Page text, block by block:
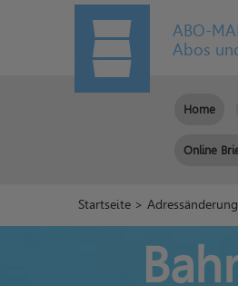
ABO-
Abos
Home
Online
Startseite >Adressänderung